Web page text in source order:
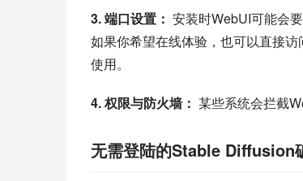
3. 端口设置： 安装时WebUI可能会
如果你希望在线体验，也可以直接
使用。
4. 权限与防火墙： 某些系统会拦截
无需登陆的Stable Diffusion